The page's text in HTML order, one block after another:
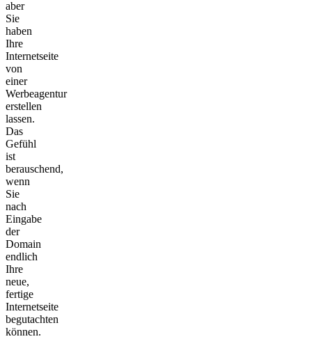
aber
Sie
haben
Ihre
Internetseite
von
einer
Werbeagentur
erstellen
lassen.
Das
Gefühl
ist
berauschend,
wenn
Sie
nach
Eingabe
der
Domain
endlich
Ihre
neue,
fertige
Internetseite
begutachten
können.